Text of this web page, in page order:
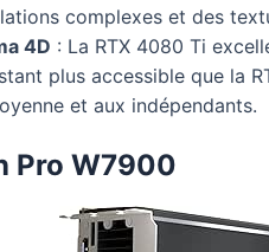
complexes et des
4D : La RTX 4080 Ti
plus accessible que la
et aux indépendants.
Pro W7900